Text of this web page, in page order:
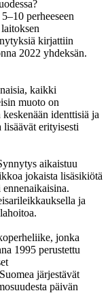
perheeseen
kirjattiin
2022 yhdeksän.
kaikki
muoto on
identtisiä ja
erityisesti
aikaistuu
jokaista lisäsikiötä
ja
jonka
1995 perustettu
järjestävät
päivän